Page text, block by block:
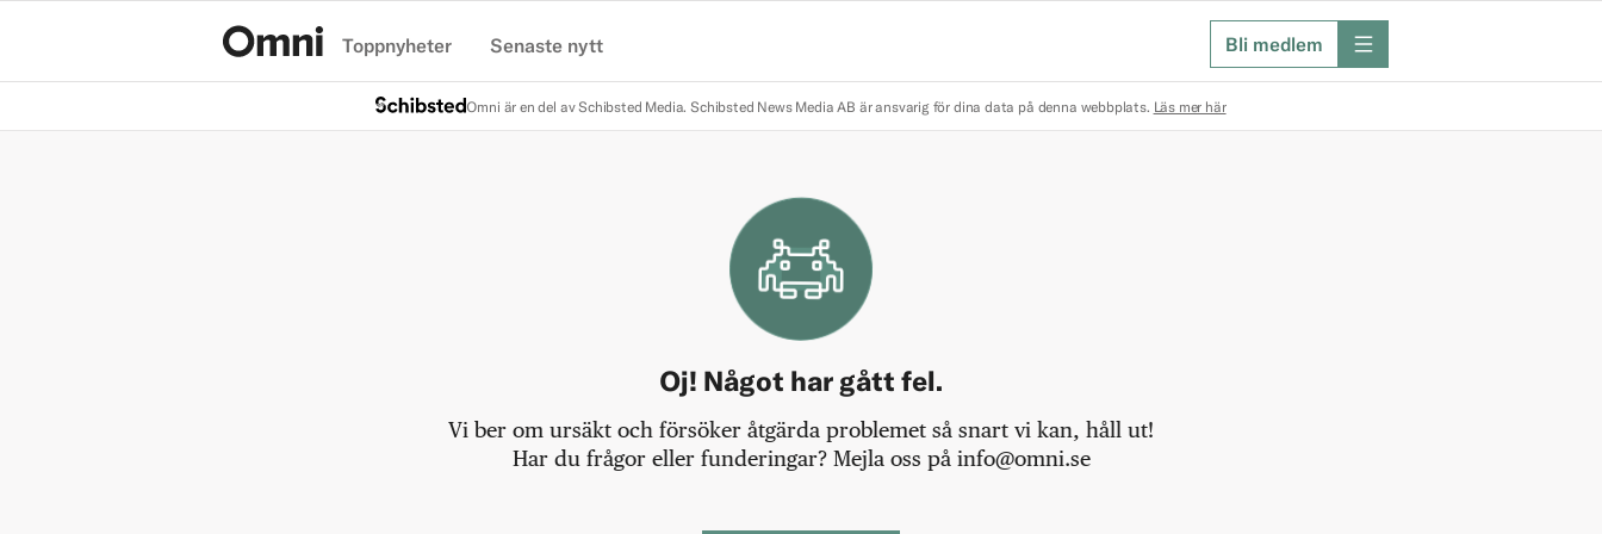
Toppnyheter Senaste nytt Bli medlem meny
Omni är en del av Schibsted Media. Schibsted News Media AB är ansvarig för dina data på denna webbplats. Läs mer här
Oj! Något har gått fel.
Vi ber om ursäkt och försöker åtgärda problemet så snart vi kan, håll ut!
Har du frågor eller funderingar? Mejla oss på info@omni.se